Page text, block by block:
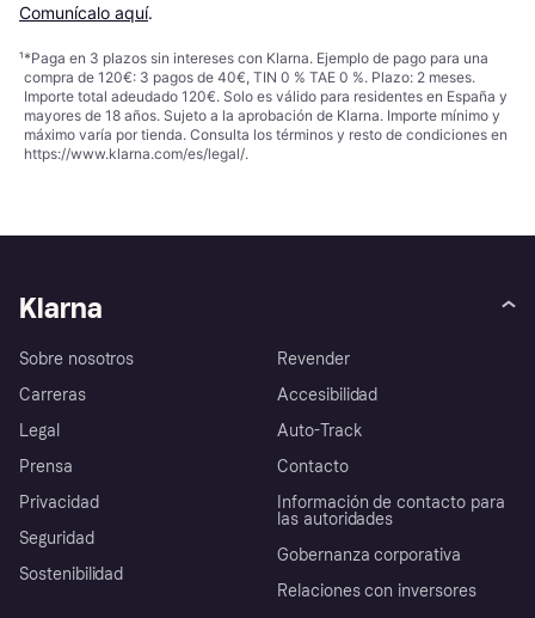
Comunícalo aquí.
¹*Paga en 3 plazos sin intereses con Klarna. Ejemplo de pago para una
compra de 120€: 3 pagos de 40€, TIN 0 % TAE 0 %. Plazo: 2 meses.
Importe total adeudado 120€. Solo es válido para residentes en España y
mayores de 18 años. Sujeto a la aprobación de Klarna. Importe mínimo y
máximo varía por tienda. Consulta los términos y resto de condiciones en
https://www.klarna.com/es/legal/.
Klarna
Sobre nosotros
Carreras
Legal
Prensa
Privacidad
Seguridad
Sostenibilidad
Revender
Accesibilidad
Auto-Track
Contacto
Información de contacto para
las autoridades
Gobernanza corporativa
Relaciones con inversores